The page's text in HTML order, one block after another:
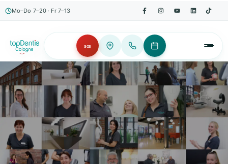
Mo–Do 7–20 · Fr 7–13
SOS